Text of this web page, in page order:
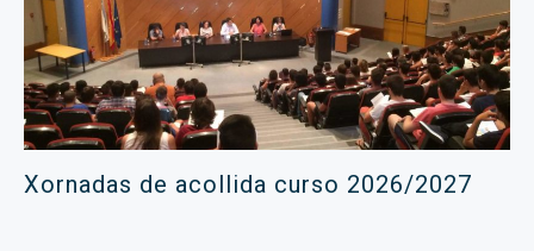
Xornadas de acollida curso 2026/2027